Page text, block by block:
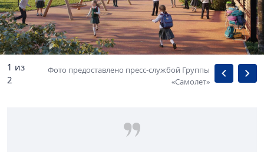
1 из
2
Фото предоставлено пресс-службой Группы
«Самолет»